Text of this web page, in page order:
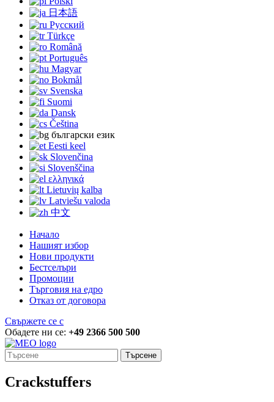
日本語
Русский
Türkçe
Română
Português
Magyar
Bokmål
Svenska
Suomi
Dansk
Čeština
български език
Eesti keel
Slovenčina
Slovenščina
ελληνικά
Lietuvių kalba
Latviešu valoda
中文
Начало
Нашият избор
Нови продукти
Бестселъри
Промоции
Търговия на едро
Отказ от договора
Свържете се с
Обадете ни се: +49 2366 500 500
Търсене
Crackstuffers